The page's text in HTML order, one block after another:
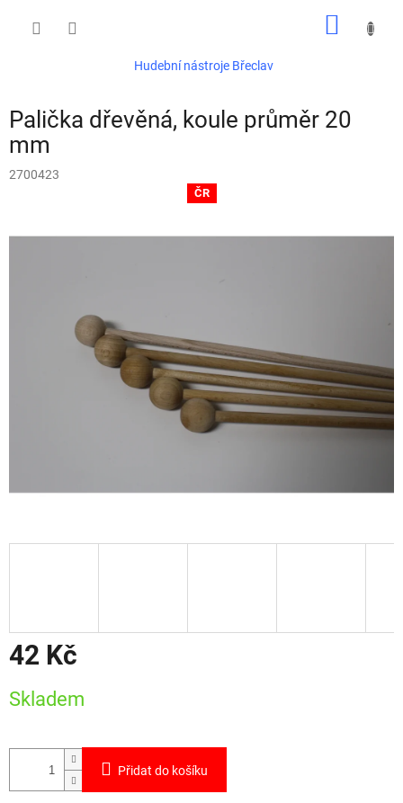
Hudební nástroje Břeclav
Palička dřevěná, koule průměr 20
mm
2700423
ČR
42 Kč
cena:
Skladem
Přidat do košíku